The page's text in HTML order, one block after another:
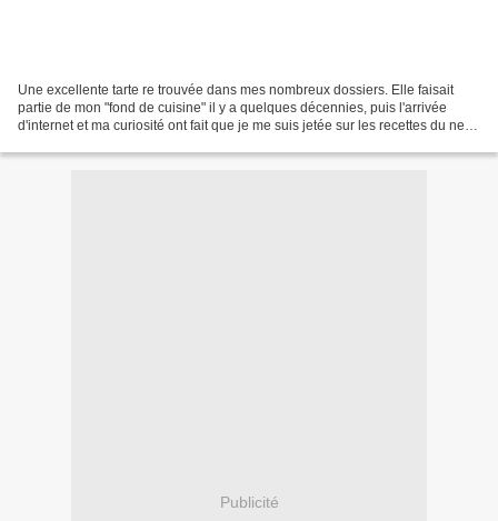
Une excellente tarte re trouvée dans mes nombreux dossiers. Elle faisait
partie de mon "fond de cuisine" il y a quelques décennies, puis l'arrivée
d'internet et ma curiosité ont fait que je me suis jetée sur les recettes du net
Publicité